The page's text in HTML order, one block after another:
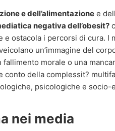
e dell’alimentazione e
negativa dell’obesit?
ostacola i percorsi di cura. I
un’immagine del
morale o una
della complessit?
psicologiche e socio-
nei media